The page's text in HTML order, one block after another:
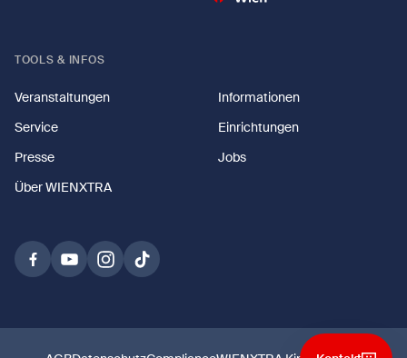
TOOLS & INFOS
Veranstaltungen
Informationen
Service
Einrichtungen
Presse
Jobs
Über WIENXTRA